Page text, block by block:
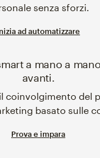
senza sforzi.
ad automatizzare
a mano a
avanti.
coinvolgimento del
basato sulle
Prova e impara